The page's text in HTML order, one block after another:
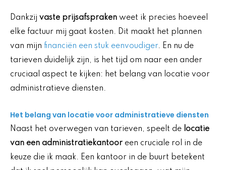
Dankzij vaste prijsafspraken weet ik precies hoeveel
elke factuur mij gaat kosten. Dit maakt het plannen
van mijn financiën een stuk eenvoudiger. En nu de
tarieven duidelijk zijn, is het tijd om naar een ander
cruciaal aspect te kijken: het belang van locatie voor
administratieve diensten.
Het belang van locatie voor administratieve diensten
Naast het overwegen van tarieven, speelt de locatie
van een administratiekantoor een cruciale rol in de
keuze die ik maak. Een kantoor in de buurt betekent